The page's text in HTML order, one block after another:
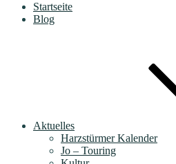
Startseite
Blog
Aktuelles
Harzstürmer Kalender
Jo – Touring